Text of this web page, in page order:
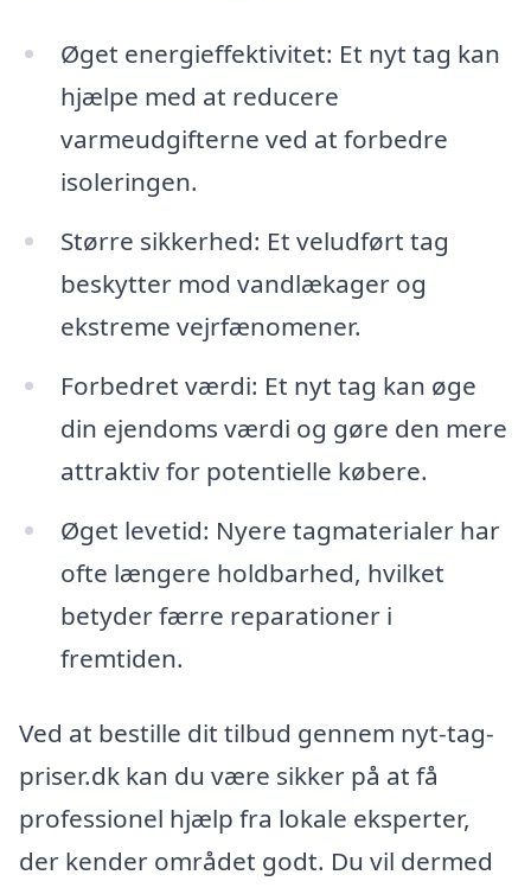
Øget energieffektivitet: Et nyt tag kan
hjælpe med at reducere
varmeudgifterne ved at forbedre
isoleringen.
Større sikkerhed: Et veludført tag
beskytter mod vandlækager og
ekstreme vejrfænomener.
Forbedret værdi: Et nyt tag kan øge
din ejendoms værdi og gøre den mere
attraktiv for potentielle købere.
Øget levetid: Nyere tagmaterialer har
ofte længere holdbarhed, hvilket
betyder færre reparationer i
fremtiden.
Ved at bestille dit tilbud gennem nyt-tag-
priser.dk kan du være sikker på at få
professionel hjælp fra lokale eksperter,
der kender området godt. Du vil dermed